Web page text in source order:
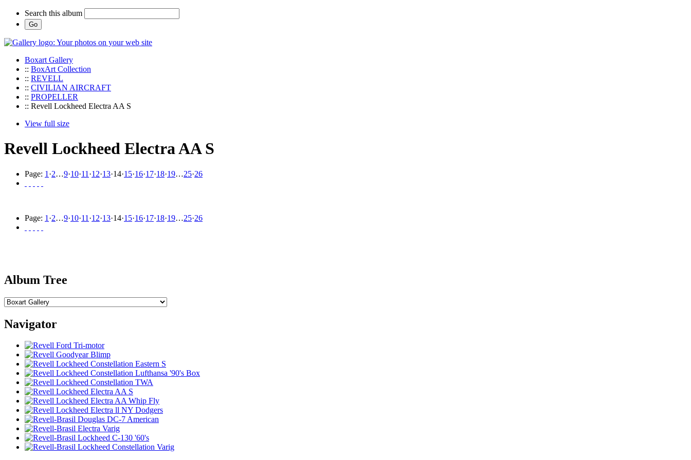
Search this album
Boxart Gallery
:: BoxArt Collection
:: REVELL
:: CIVILIAN AIRCRAFT
:: PROPELLER
:: Revell Lockheed Electra AA S
View full size
Revell Lockheed Electra AA S
Page: 1 ·2…9·10·11 ·12·13·14·15·16·17·18·19…25·26
Page: 1 ·2…9·10·11 ·12·13·14·15·16·17·18·19…25·26
Album Tree
Navigator